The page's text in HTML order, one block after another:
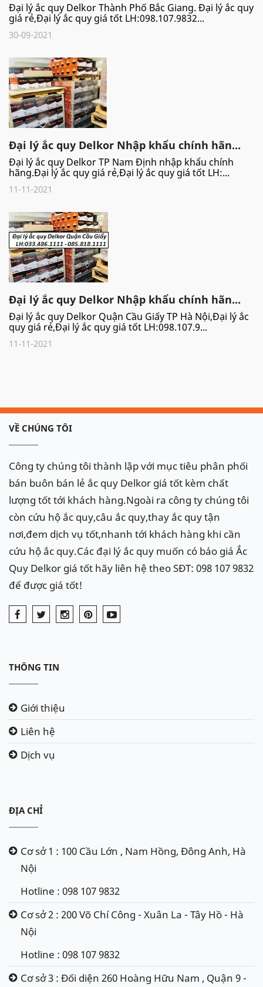
Đại lý ắc quy Delkor Thành Phố Bắc Giang. Đại lý ắc quy
giá rẻ,Đại lý ắc quy giá tốt LH:098.107.9832...
30-09-2021
Đại lý ắc quy Delkor Nhập khẩu chính hãn...
Đại lý ắc quy Delkor TP Nam Định nhập khẩu chính
hãng.Đại lý ắc quy giá rẻ,Đại lý ắc quy giá tốt LH:...
11-11-2021
Đại lý ắc quy Delkor Nhập khẩu chính hãn...
Đại lý ắc quy Delkor Quận Cầu Giấy TP Hà Nội,Đại lý ắc
quy giá rẻ,Đại lý ắc quy giá tốt LH:098.107.9...
11-11-2021
VỀ CHÚNG TÔI
Công ty chúng tôi thành lập với mục tiêu phân phối
bán buôn bán lẻ ắc quy Delkor giá tốt kèm chất
lượng tốt tới khách hàng.Ngoài ra công ty chúng tôi
còn cứu hộ ắc quy,câu ắc quy,thay ắc quy tận
nơi,đem dịch vụ tốt,nhanh tới khách hàng khi cần
cứu hộ ắc quy.Các đại lý ắc quy muốn có báo giá Ắc
Quy Delkor giá tốt hãy liên hệ theo SĐT: 098 107 9832
để được giá tốt!
THÔNG TIN
Giới thiệu
Liên hệ
Dịch vụ
ĐỊA CHỈ
Cơ sở 1 : 100 Cầu Lớn , Nam Hồng, Đông Anh, Hà
Nội
Hotline : 098 107 9832
Cơ sở 2 : 200 Võ Chí Công - Xuân La - Tây Hồ - Hà
Nội
Hotline : 098 107 9832
Cơ sở 3 : Đối diện 260 Hoàng Hữu Nam , Quận 9 -